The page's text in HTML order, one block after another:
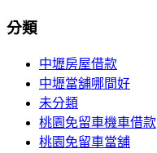
分類
中壢房屋借款
中壢當舖哪間好
未分類
桃園免留車機車借款
桃園免留車當舖